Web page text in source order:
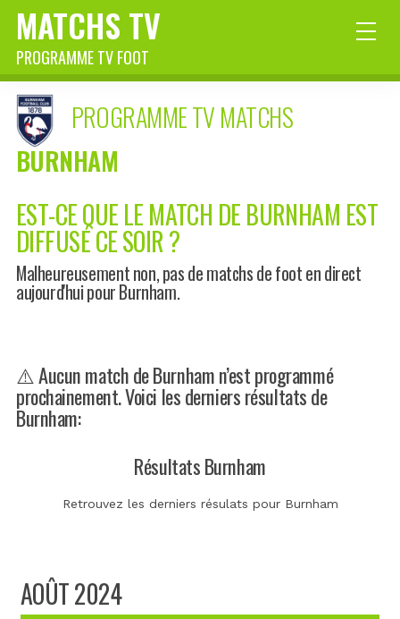
MATCHS TV
PROGRAMME TV FOOT
PROGRAMME TV MATCHS
BURNHAM
EST-CE QUE LE MATCH DE BURNHAM EST
DIFFUSÉ CE SOIR ?
Malheureusement non, pas de matchs de foot en direct
aujourd'hui pour Burnham.
⚠️ Aucun match de Burnham n’est programmé
prochainement. Voici les derniers résultats de
Burnham:
Résultats Burnham
Retrouvez les derniers résulats pour Burnham
AOÛT 2024